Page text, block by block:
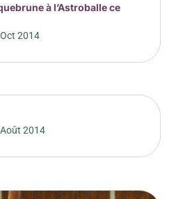
à l’Astroballe ce
2014
2014